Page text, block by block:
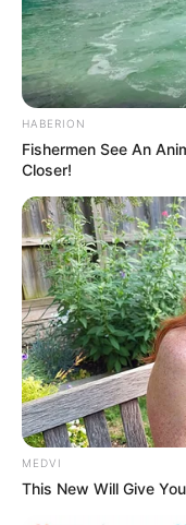
HABERION
Fishermen See An
Closer!
MEDVI
This New Will Give